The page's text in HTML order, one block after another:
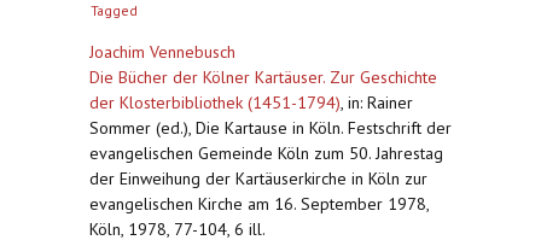
Tagged
Joachim Vennebusch
Die Bücher der Kölner Kartäuser. Zur Geschichte
der Klosterbibliothek (1451-1794), in: Rainer
Sommer (ed.), Die Kartause in Köln. Festschrift der
evangelischen Gemeinde Köln zum 50. Jahrestag
der Einweihung der Kartäuserkirche in Köln zur
evangelischen Kirche am 16. September 1978,
Köln, 1978, 77-104, 6 ill.